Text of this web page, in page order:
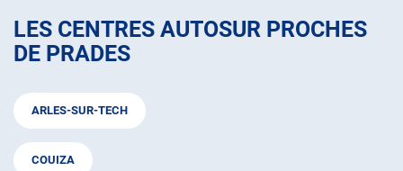
LES CENTRES AUTOSUR PROCHES
DE PRADES
ARLES-SUR-TECH
COUIZA